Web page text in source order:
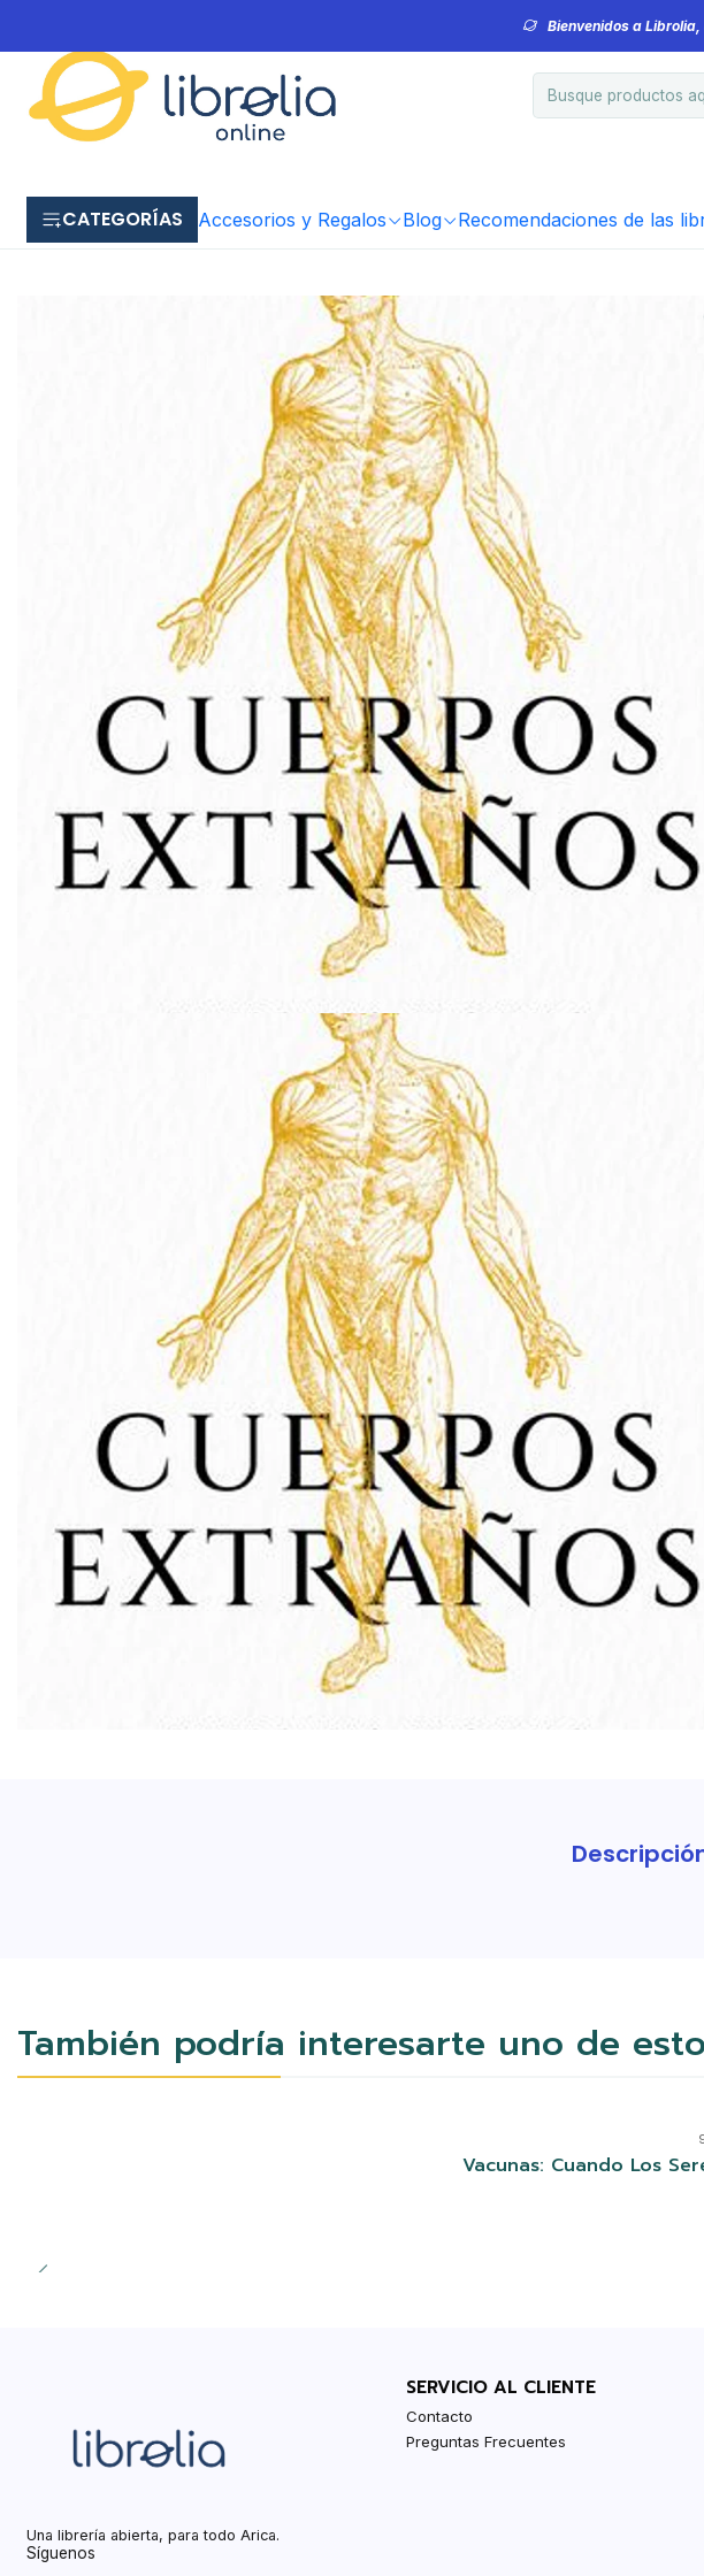
CATEGORÍAS Accesorios y Regalos Blog Recomendaciones de las
Bienvenidos a
También podría interesarte uno de
Vacunas: Cuando Los
Una librería abierta, para todo Arica.
Síguenos
SERVICIO AL CLIENTE
Contacto
Preguntas Frecuentes